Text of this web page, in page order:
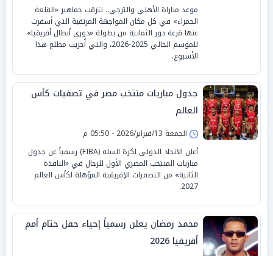
موعد مباراة الأهلي والترجي.. تترقب جماهير «القلعة
الحمراء» في كل مكان المواجهة المرتقبة التي أسفرت
عنها قرعة دور الثمانية من بطولة «دوري أبطال أفريقيا»
للموسم الحالي 2025-2026، والتي أُجريت مطلع هذا
الأسبوع.
جدول مباريات منتخب مصر في تصفيات كأس
العالم
الجمعة 13/فبراير/2026 - 05:50 م
أعلن الاتحاد الدولي لكرة السلة (FIBA) رسمياً عن جدول
مباريات المنتخب المصري الأول للرجال في «النافذة
الثانية» من التصفيات الإفريقية المؤهلة لكأس العالم
2027.
محمد رمضان يعلن رسمياً إحياء حفل ختام أمم
أفريقيا 2026